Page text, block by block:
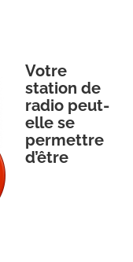
Votre
station de
radio peut-
elle se
permettre
d’être